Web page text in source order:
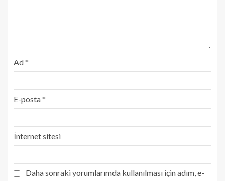
Ad*
E-posta*
İnternet sitesi
Daha sonraki yorumlarımda kullanılması için adım, e-